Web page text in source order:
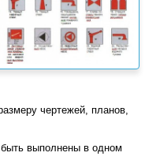
чертежей, планов,
выполнены в одном